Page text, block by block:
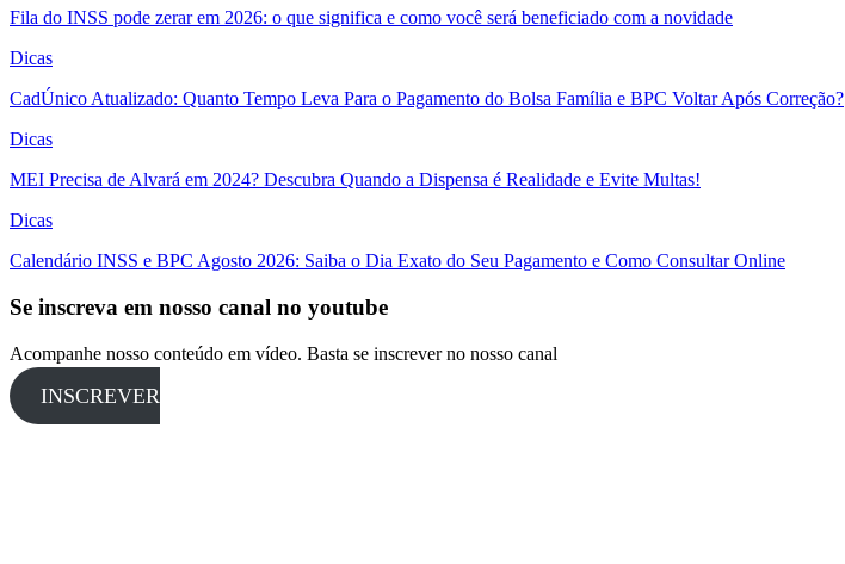
Fila do INSS pode zerar em 2026: o que significa e como você será beneficiado com a novidade
Dicas
CadÚnico Atualizado: Quanto Tempo Leva Para o Pagamento do Bolsa Família e BPC Voltar Após Correção?
Dicas
MEI Precisa de Alvará em 2024? Descubra Quando a Dispensa é Realidade e Evite Multas!
Dicas
Calendário INSS e BPC Agosto 2026: Saiba o Dia Exato do Seu Pagamento e Como Consultar Online
Se inscreva em nosso canal no youtube
Acompanhe nosso conteúdo em vídeo. Basta se inscrever no nosso canal
INSCREVER